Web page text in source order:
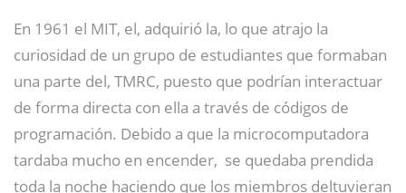
En 1961 el MIT, el, adquirió la, lo que atrajo la
curiosidad de un grupo de estudiantes que formaban
una parte del, TMRC, puesto que podrían interactuar
de forma directa con ella a través de códigos de
programación. Debido a que la microcomputadora
tardaba mucho en encender, ​ se quedaba prendida
toda la noche haciendo que los miembros deltuvieran